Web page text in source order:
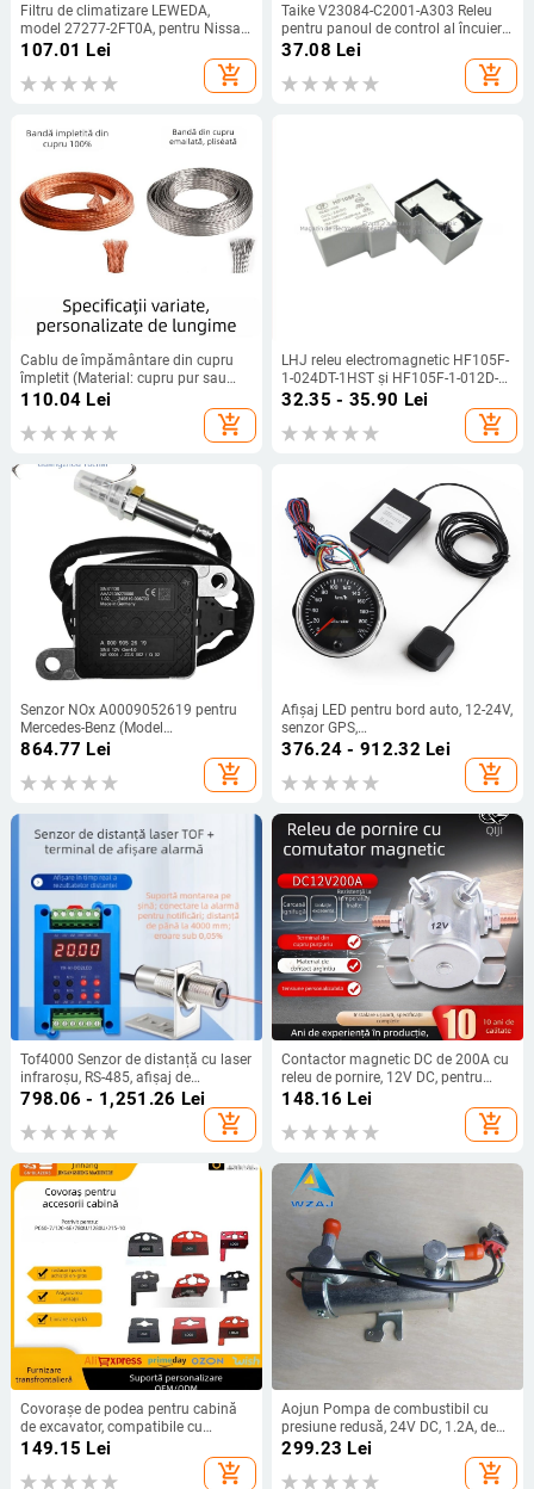
Filtru de climatizare LEWEDA,
model 27277-2FT0A, pentru Nissan
Teana, Loulan, Pathfinder, DX7 și
107.01 Lei
add_shopping_cart
Taike V23084-C2001-A303 Releu
pentru panoul de control al încuierii
centrale Buick, 10 pini, 12VDC
37.08 Lei
add_shopping_cart
Cablu de împământare din cupru
împletit (Material: cupru pur sau
cupru placat cu staniu; Model:
bandă împletită; Lungime: la
comandă; Personalizare: Da;
centre de date, echipamente
electronice, EMI pentru aerospațial/i
110.04 Lei
add_shopping_cart
LHJ releu electromagnetic HF105F-
1-024DT-1HST și HF105F-1-012D-
1HS, seria HF105F-1
32.35 - 35.90 Lei
add_shopping_cart
Senzor NOx A0009052619 pentru
Mercedes-Benz (Model
A0009052619; Domeniu de
măsurare: Standard; Precizie:
Standard; Domeniu de aplicare:
864.77 Lei
add_shopping_cart
Afișaj LED pentru bord auto, 12-24V,
senzor GPS,
odometru/vitezometru/tachometru,
ABS+metal, model HF-85-SP-01
376.24 - 912.32 Lei
add_shopping_cart
Tof4000 Senzor de distanță cu laser
infraroșu, RS-485, afișaj de
deplasare optic-ultrasunet și modul
798.06 - 1,251.26 Lei
add_shopping_cart
Contactor magnetic DC de 200A cu
releu de pornire, 12V DC, pentru
electronice auto și stivuitoare
148.16 Lei
add_shopping_cart
Covorașe de podea pentru cabină
de excavator, compatibile cu
Komatsu 60-7, 120-6E, 78U, 128U,
149.15 Lei
add_shopping_cart
Aojun Pompa de combustibil cu
presiune redusă, 24V DC, 1.2A, debit
110 L/min, 0.03 MPa, Piesă 4HK1,
pentru vehicule de construcții
299.23 Lei
add_shopping_cart